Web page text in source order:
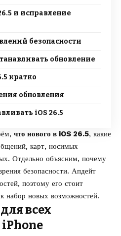
и исправление
безопасности
обновление
кратко
обновления
iOS 26.5
что нового в iOS 26.5, какие
карт, носимых
Отдельно объясним, почему
безопасности. Апдейт
поэтому его стоит
набор новых возможностей.
всех
iPhone